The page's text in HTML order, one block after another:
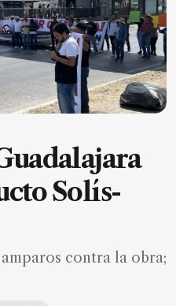
Solís-
contra la obra;